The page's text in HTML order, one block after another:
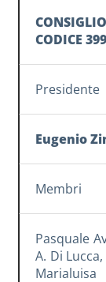
CODICE
Presidente
Eugenio
Membri
Pasquale
A. Di Lucca,
Marialuisa